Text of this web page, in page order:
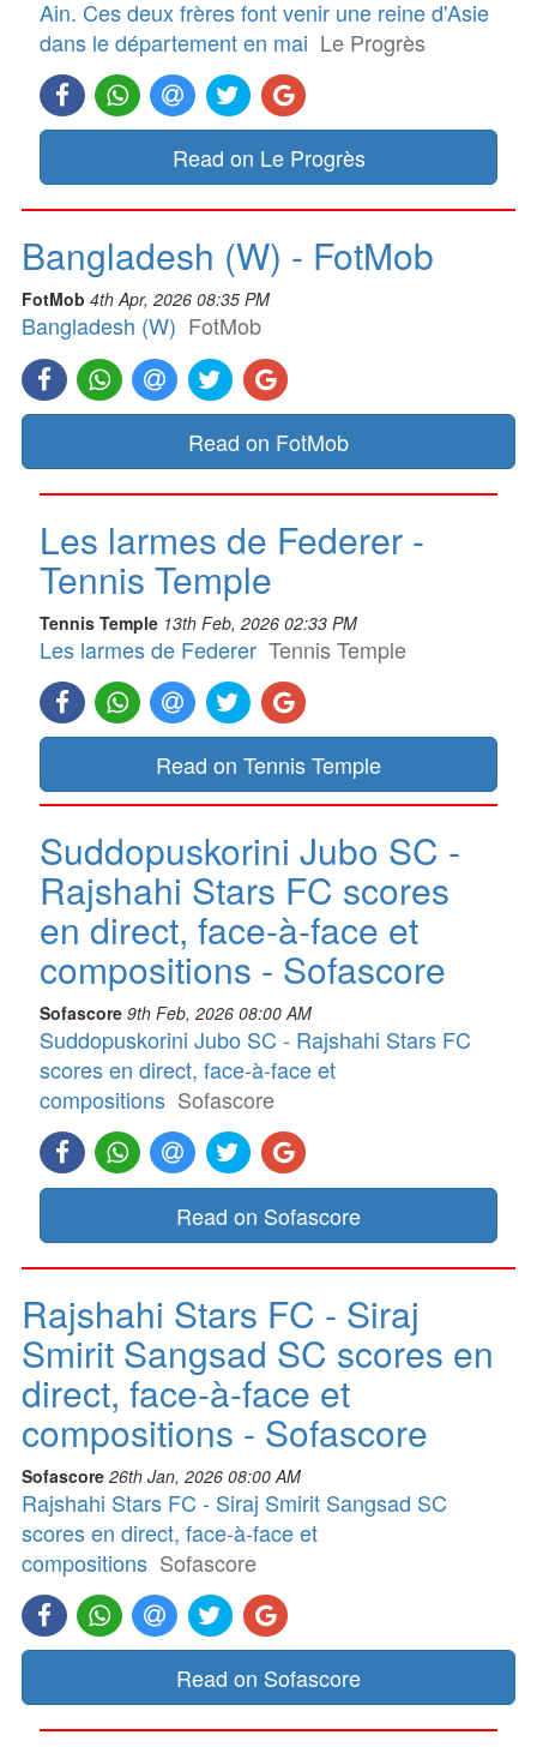
Ain. Ces deux frères font venir une reine d'Asie
dans le département en mai Le Progrès
Read on Le Progrès
Bangladesh (W) - FotMob
FotMob 4th Apr, 2026 08:35 PM
Bangladesh (W) FotMob
Read on FotMob
Les larmes de Federer -
Tennis Temple
Tennis Temple 13th Feb, 2026 02:33 PM
Les larmes de Federer Tennis Temple
Read on Tennis Temple
Suddopuskorini Jubo SC -
Rajshahi Stars FC scores
en direct, face-à-face et
compositions - Sofascore
Sofascore 9th Feb, 2026 08:00 AM
Suddopuskorini Jubo SC - Rajshahi Stars FC
scores en direct, face-à-face et
compositions Sofascore
Read on Sofascore
Rajshahi Stars FC - Siraj
Smirit Sangsad SC scores en
direct, face-à-face et
compositions - Sofascore
Sofascore 26th Jan, 2026 08:00 AM
Rajshahi Stars FC - Siraj Smirit Sangsad SC
scores en direct, face-à-face et
compositions Sofascore
Read on Sofascore